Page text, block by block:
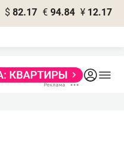
$ 82.17 € 94.84 ¥ 12.17